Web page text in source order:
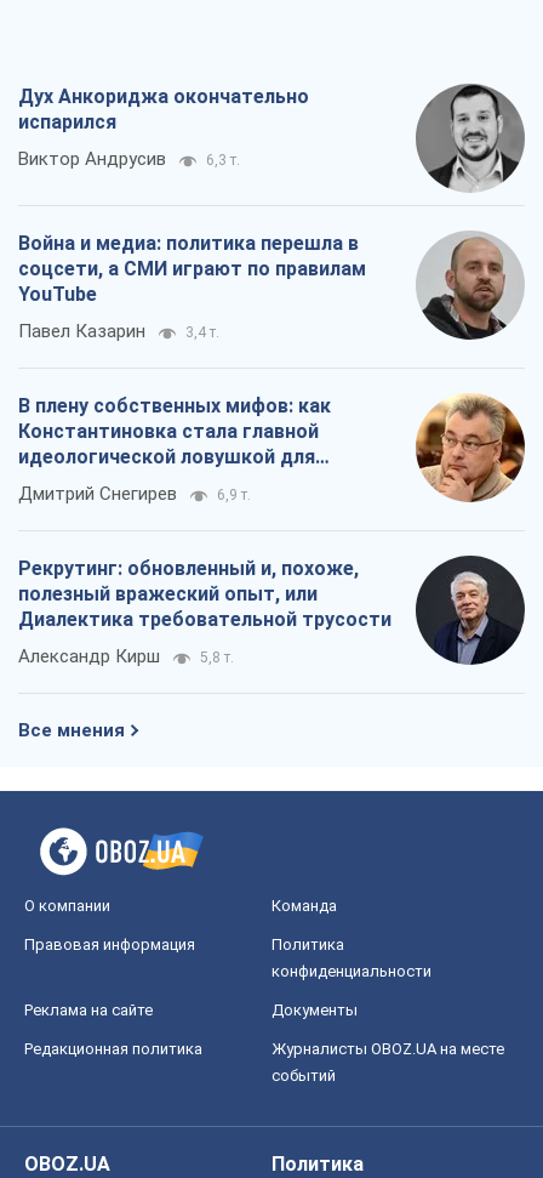
Дух Анкориджа окончательно
испарился
Виктор Андрусив 6,3 т.
Война и медиа: политика перешла в
соцсети, а СМИ играют по правилам
YouTube
Павел Казарин 3,4 т.
В плену собственных мифов: как
Константиновка стала главной
идеологической ловушкой для
российских оккупантов
Дмитрий Снегирев 6,9 т.
Рекрутинг: обновленный и, похоже,
полезный вражеский опыт, или
Диалектика требовательной трусости
Александр Кирш 5,8 т.
Все мнения
О компании Команда
Правовая информация
Политика
конфиденциальности
Реклама на сайте Документы
Редакционная политика
Журналисты OBOZ.UA на месте
событий
OBOZ.UA
Политика